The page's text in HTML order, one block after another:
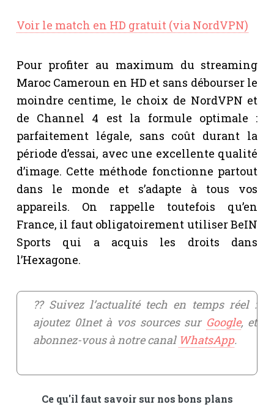
Voir le match en HD gratuit (via NordVPN)
Pour profiter au maximum du streaming
Maroc Cameroun en HD et sans débourser le
moindre centime, le choix de NordVPN et
de Channel 4 est la formule optimale :
parfaitement légale, sans coût durant la
période d’essai, avec une excellente qualité
d’image. Cette méthode fonctionne partout
dans le monde et s’adapte à tous vos
appareils. On rappelle toutefois qu’en
France, il faut obligatoirement utiliser BeIN
Sports qui a acquis les droits dans
l’Hexagone.
?? Suivez l’actualité tech en temps réel :
ajoutez 01net à vos sources sur Google, et
abonnez-vous à notre canal WhatsApp.
Ce qu'il faut savoir sur nos bons plans